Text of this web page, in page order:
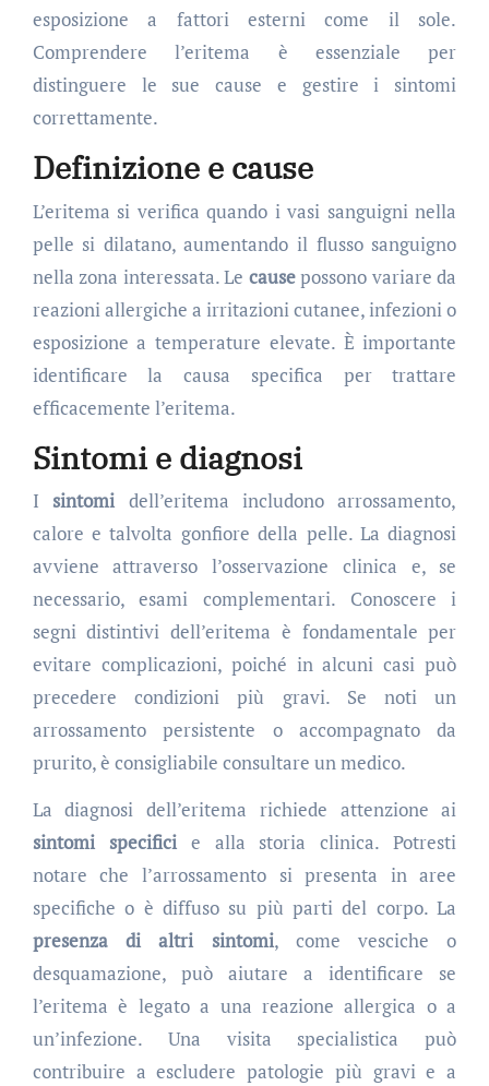
esposizione a fattori esterni come il sole.
Comprendere l’eritema è essenziale per
distinguere le sue cause e gestire i sintomi
correttamente.
Definizione e cause
L’eritema si verifica quando i vasi sanguigni nella
pelle si dilatano, aumentando il flusso sanguigno
nella zona interessata. Le causepossono variare da
reazioni allergiche a irritazioni cutanee, infezioni o
esposizione a temperature elevate. È importante
identificare la causa specifica per trattare
efficacemente l’eritema.
Sintomi e diagnosi
I sintomi dell’eritema includono arrossamento,
calore e talvolta gonfiore della pelle. La diagnosi
avviene attraverso l’osservazione clinica e, se
necessario, esami complementari. Conoscere i
segni distintivi dell’eritema è fondamentale per
evitare complicazioni, poiché in alcuni casi può
precedere condizioni più gravi. Se noti un
arrossamento persistente o accompagnato da
prurito, è consigliabile consultare un medico.
La diagnosi dell’eritema richiede attenzione ai
sintomi specificie alla storia clinica. Potresti
notare che l’arrossamento si presenta in aree
specifiche o è diffuso su più parti del corpo. La
presenza di altri sintomi, come vesciche o
desquamazione, può aiutare a identificare se
l’eritema è legato a una reazione allergica o a
un’infezione. Una visita specialistica può
contribuire a escludere patologie più gravi e a